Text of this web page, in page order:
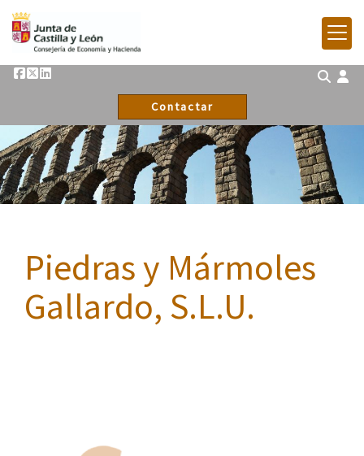
Contactar
Piedras y Mármoles
Gallardo, S.L.U.